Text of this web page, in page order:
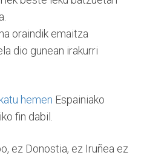
oraindik emaitza
dio gunean irakurri
hemen Espainiako
fin dabil.
ez Donostia, ez Iruñea ez